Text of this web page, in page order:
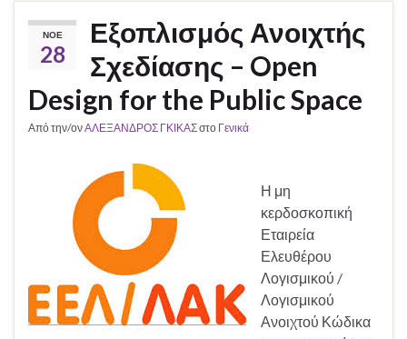
ΝΟΈ
28
Εξοπλισμός Ανοιχτής
Σχεδίασης – Open
Design for the Public Space
Από την/ονΑΛΕΞΑΝΔΡΟΣ ΓΚΙΚΑΣστο Γενικά
Η μη
κερδοσκοπική
Εταιρεία
Ελευθέρου
Λογισμικού /
Λογισμικού
Ανοιχτού Κώδικα